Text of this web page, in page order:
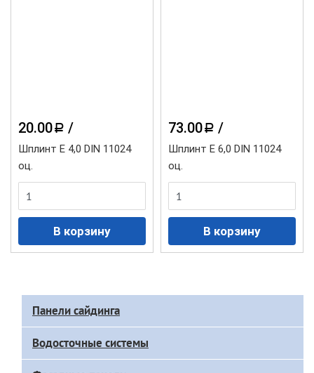
20.00 a /
Шплинт Е 4,0 DIN 11024
оц.
73.00 a /
Шплинт Е 6,0 DIN 11024
оц.
Доп
меню
каталога
Панели сайдинга
Водосточные системы